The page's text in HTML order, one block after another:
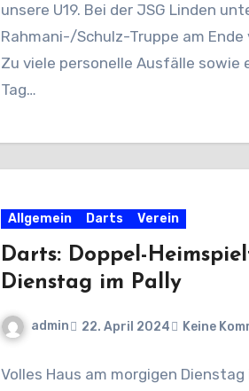
unsere U19. Bei der JSG Linden
Rahmani-/Schulz-Truppe am Ende
Zu viele personelle Ausfälle sowie
Tag…
Allgemein Darts Verein
Darts: Doppel-
Dienstag im Pally
admin 22. April 2024 Keine
Volles Haus am morgigen Dienstag